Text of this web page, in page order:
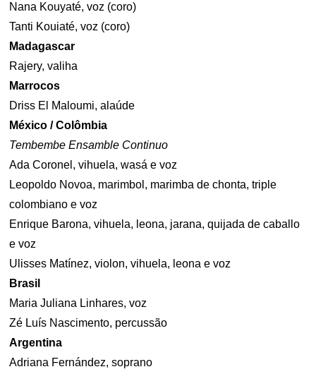
Nana Kouyaté, voz (coro)
Tanti Kouiaté, voz (coro)
Madagascar
Rajery, valiha
Marrocos
Driss El Maloumi, alaúde
México / Colômbia
Tembembe Ensamble Continuo
Ada Coronel, vihuela, wasá e voz
Leopoldo Novoa, marimbol, marimba de chonta, triple
colombiano e voz
Enrique Barona, vihuela, leona, jarana, quijada de caballo
e voz
Ulisses Matínez, violon, vihuela, leona e voz
Brasil
Maria Juliana Linhares, voz
Zé Luís Nascimento, percussão
Argentina
Adriana Fernández, soprano